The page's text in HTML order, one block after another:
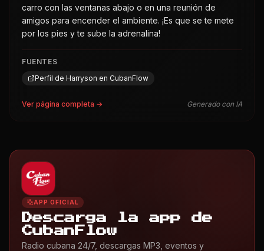
carro con las ventanas abajo o en una reunión de
amigos para encender el ambiente. ¡Es que se te mete
por los pies y te sube la adrenalina!
FUENTES
Perfil de Harryson en CubanFlow
Ver página completa → Generado con IA
APP OFICIAL
Descarga la app de
CubanFlow
Radio cubana 24/7, descargas MP3, eventos y